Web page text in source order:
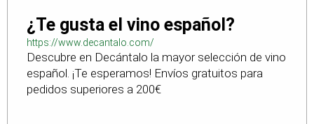
¿Te gusta el vino español?
https://www.decantalo.com/
Descubre en Decántalo la mayor selección de vino
español. ¡Te esperamos! Envíos gratuitos para
pedidos superiores a 200€